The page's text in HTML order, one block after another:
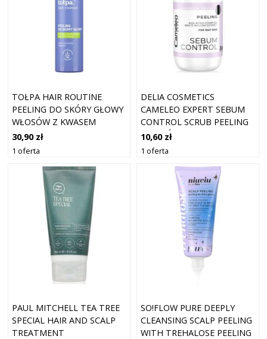
TOŁPA HAIR ROUTINE
PEELING DO SKÓRY GŁOWY
WŁOSÓW Z KWASEM
SALICYLOWYM 100ML
30,90 zł
1 oferta
DELIA COSMETICS
CAMELEO EXPERT SEBUM
CONTROL SCRUB PEELING
DO SKÓRY GŁOWY DO
WŁOSÓW
10,60 zł
1 oferta
PAUL MITCHELL TEA TREE
SPECIAL HAIR AND SCALP
TREATMENT
SO!FLOW PURE DEEPLY
CLEANSING SCALP PEELING
WITH TREHALOSE PEELING